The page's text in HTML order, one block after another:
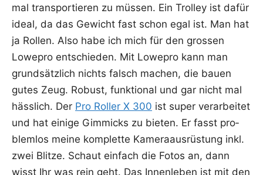
mal trans­por­tie­ren zu müs­sen. Ein Trol­ley ist dafür
ide­al, da das Gewicht fast schon egal ist. Man hat
ja Rol­len. Also habe ich mich für den gros­sen
Lowe­pro ent­schie­den. Mit Lowe­pro kann man
grund­sätz­lich nichts falsch machen, die bau­en
gutes Zeug. Robust, funk­tio­nal und gar nicht mal
häss­lich. Der Pro Rol­ler X 300 ist super ver­ar­bei­tet
und hat eini­ge Gim­micks zu bie­ten. Er fasst pro­
blem­los mei­ne kom­plet­te Kame­ra­aus­rüs­tung inkl.
zwei Blit­ze. Schaut ein­fach die Fotos an, dann
wisst Ihr was rein geht. Das Innen­le­ben ist mit den